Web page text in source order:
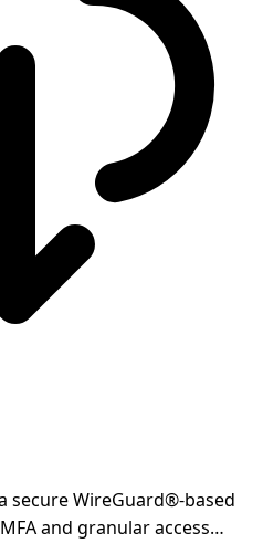
secure WireGuard®-based
and granular access